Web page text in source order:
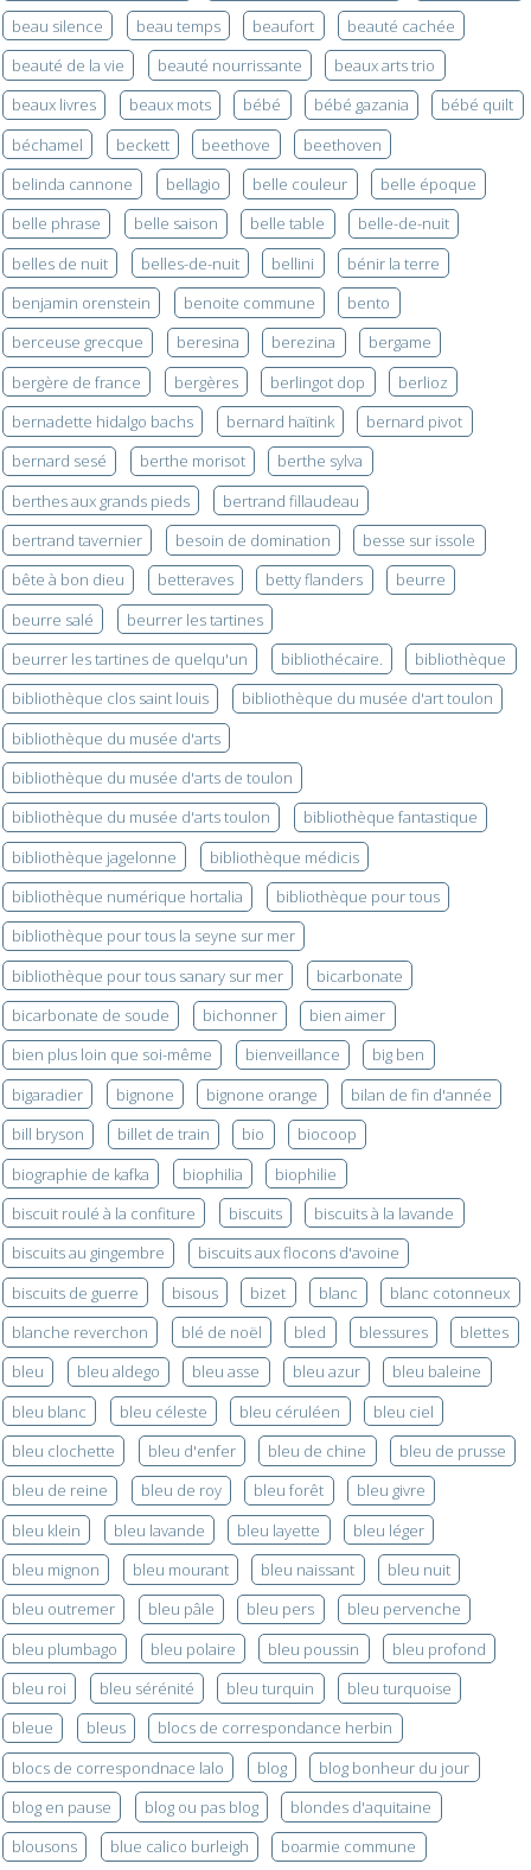
beau silence
beau temps beaufort
beauté cachée
beauté de la vie
beauté nourrissante
beaux arts trio
beaux livres
beaux mots bébé bébé gazania
bébé quilt
béchamel
beckett beethove
beethoven
belinda cannone
bellagio belle couleur
belle époque
belle phrase
belle saison belle table
belle-de-nuit
belles de nuit
belles-de-nuit bellini
bénir la terre
benjamin orenstein
benoite commune
bento
berceuse grecque
beresina berezina
bergame
bergère de france
bergères berlingot dop
berlioz
bernadette hidalgo bachs
bernard haïtink
bernard pivot
bernard sesé
berthe morisot
berthe sylva
berthes aux grands pieds
bertrand fillaudeau
bertrand tavernier
besoin de domination
besse sur issole
bête à bon dieu
betteraves betty flanders
beurre
beurre salé
beurrer les tartines
beurrer les tartines de quelqu'un
bibliothécaire.
bibliothèque
bibliothèque clos saint louis
bibliothèque du musée d'art toulon
bibliothèque du musée d'arts
bibliothèque du musée d'arts de toulon
bibliothèque du musée d'arts toulon
bibliothèque fantastique
bibliothèque jagelonne
bibliothèque médicis
bibliothèque numérique hortalia
bibliothèque pour tous
bibliothèque pour tous la seyne sur mer
bibliothèque pour tous sanary sur mer
bicarbonate
bicarbonate de soude
bichonner
bien aimer
bien plus loin que soi-même
bienveillance
big ben
bigaradier
bignone bignone orange
bilan de fin d'année
bill bryson
billet de train bio
biocoop
biographie de kafka
biophilia
biophilie
biscuit roulé à la confiture
biscuits
biscuits à la lavande
biscuits au gingembre
biscuits aux flocons d'avoine
biscuits de guerre
bisous bizet blanc
blanc cotonneux
blanche reverchon
blé de noël bled blessures
blettes
bleu
bleu aldego bleu asse bleu azur
bleu baleine
bleu blanc
bleu céleste bleu céruléen
bleu ciel
bleu clochette
bleu d'enfer bleu de chine
bleu de prusse
bleu de reine
bleu de roy bleu forêt
bleu givre
bleu klein
bleu lavande bleu layette
bleu léger
bleu mignon
bleu mourant bleu naissant
bleu nuit
bleu outremer
bleu pâle bleu pers
bleu pervenche
bleu plumbago
bleu polaire bleu poussin
bleu profond
bleu roi
bleu sérénité bleu turquin
bleu turquoise
bleue
bleus
blocs de correspondance herbin
blocs de correspondnace lalo
blog
blog bonheur du jour
blog en pause
blog ou pas blog
blondes d'aquitaine
blousons
blue calico burleigh boarmie commune